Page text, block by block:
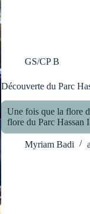
GS/CP B
Découverte du Parc
Une fois que la flore
flore du Parc Hassan
Myriam Badi